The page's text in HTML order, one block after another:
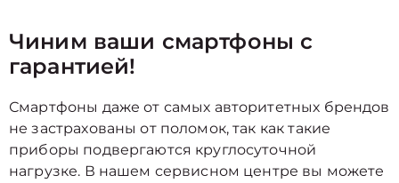
Чиним ваши смартфоны с
гарантией!
Смартфоны даже от самых авторитетных брендов
не застрахованы от поломок, так как такие
приборы подвергаются круглосуточной
нагрузке. В нашем сервисном центре вы можете